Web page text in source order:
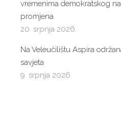
vremenima demokratskog
promjena
20. srpnja 2026.
Na Veleučilištu Aspira
savjeta
9. srpnja 2026.